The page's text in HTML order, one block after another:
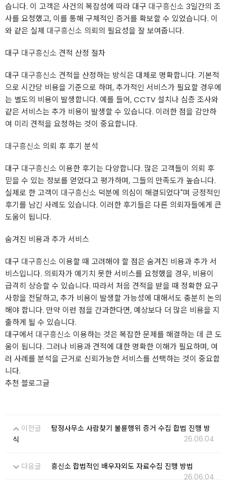
습니다. 이 고객은 사건의 복잡성에 따라 대구 대구흥신소 3일간의 조
사를 요청했고, 이를 통해 구체적인 증거를 확보할 수 있었습니다. 이
와 같은 실제 대구흥신소 의뢰의 필요성을 잘 보여줍니다.
대구 대구흥신소 견적 산정 절차
대구 대구흥신소 견적을 산정하는 방식은 대체로 명확합니다. 기본적
으로 시간당 비용을 기준으로 하며, 추가적인 서비스가 필요할 경우에
는 별도의 비용이 발생합니다. 예를 들어, CCTV 설치나 심층 조사와
같은 서비스는 추가 비용이 발생할 수 있습니다. 이러한 점을 감안하
여 미리 견적을 요청하는 것이 중요합니다.
대구흥신소 의뢰 후 후기 분석
대구 대구흥신소 이용한 후기는 다양합니다. 많은 고객들이 의뢰 후
믿을 수 있는 정보를 얻었다고 평가하며, 그들의 만족도가 높습니다.
실제로 한 고객이 대구흥신소 덕분에 의심이 해결되었다"며 긍정적인
후기를 남긴 사례도 있습니다. 이러한 후기들은 다른 의뢰자들에게 큰
도움이 됩니다.
숨겨진 비용과 추가 서비스
대구 대구흥신소 이용할 때 고려해야 할 점은 숨겨진 비용과 추가 서
비스입니다. 의뢰자가 예기치 못한 서비스를 요청했을 경우, 비용이
급격히 상승할 수 있습니다. 따라서 처음 견적을 받을 때 정확한 요구
사항을 전달하고, 추가 비용이 발생할 가능성에 대해서도 충분히 논의
해야 합니다. 만약 이런 점을 간과한다면, 예상보다 더 많은 비용을 지
출하게 될 수 있습니다.
대구에서 대구흥신소 이용하는 것은 복잡한 문제를 해결하는 데 큰 도
움이 됩니다. 그러나 비용과 견적에 대한 명확한 이해가 필요하며, 여
러 사례를 분석을 근거로 신뢰가능한 서비스를 선택하는 것이 중요합
니다.
추천 블로그글
이전글
탐정사무소 사람찾기 불륜행위 증거 수집 합법 진행 방
식
26.06.04
다음글
흥신소 합법적인 배우자외도 자료수집 진행 방법
26.06.04